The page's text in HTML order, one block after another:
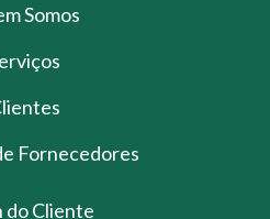
Somos
Fornecedores
do Cliente